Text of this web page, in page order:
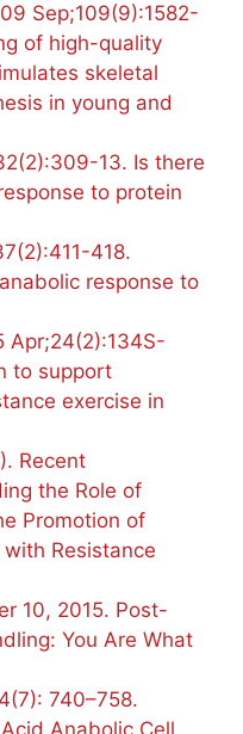
Sep;109(9):1582-
of high-quality
skeletal
in young and
13. Is there
to protein
418.
response to
Apr;24(2):134S-
to support
exercise in
Recent
the Role of
Promotion of
Resistance
10, 2015. Post-
You Are What
740–758.